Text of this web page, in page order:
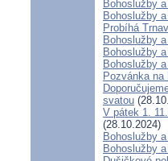
Bohoslužby
Bohoslužby
Probíhá
Bohoslužby
Bohoslužby
Bohoslužby
Pozvánka
svatou
V pátek 1.
(28.10.2024)
Bohoslužby
Bohoslužby